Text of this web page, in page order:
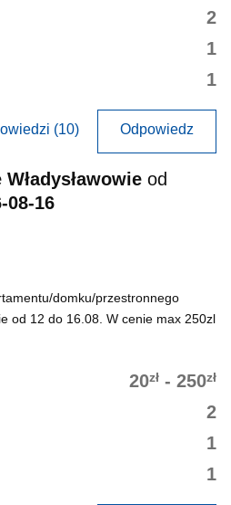
2
1
1
(10) Odpowiedz
Władysławowie od
08-16
domku/przestronnego
od 12 do 16.08. W cenie max 250zl
20zł - 250zł
2
1
1